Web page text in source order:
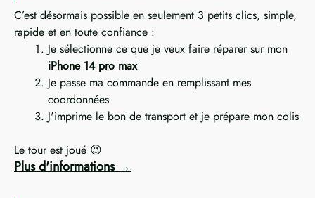
C’est désormais possible en seulement 3 petits clics, simple,
rapide et en toute confiance :
Je sélectionne ce que je veux faire réparer sur mon
iPhone 14 pro max
Je passe ma commande en remplissant mes
coordonnées
J'imprime le bon de transport et je prépare mon colis
Le tour est joué 😉
Plus d'informations